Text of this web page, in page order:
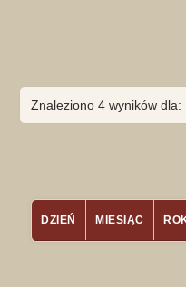
Znaleziono 4 wyników dla:
DZIEŃ MIESIĄC